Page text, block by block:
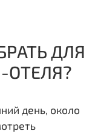
ДЛЯ
ОТЕЛЯ?
день, около